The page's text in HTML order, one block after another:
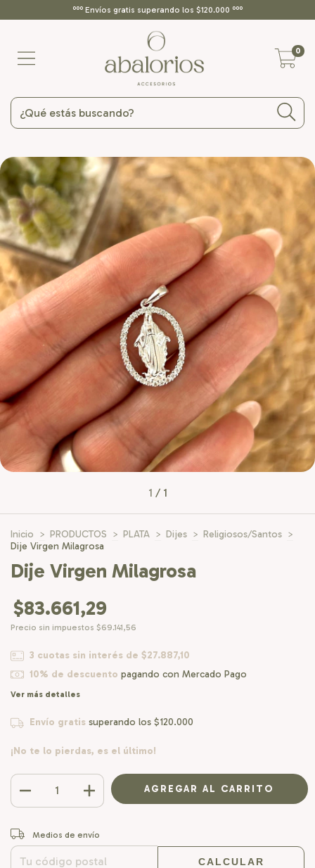
ººº Envíos gratis superando los $120.000 ººº
0
1 / 1
Inicio > PRODUCTOS > PLATA > Dijes > Religiosos/Santos >
Dije Virgen Milagrosa
Dije Virgen Milagrosa
$83.661,29
Precio sin impuestos $69.141,56
3 cuotas sin interés de $27.887,10
10% de descuento pagando con Mercado Pago
Ver más detalles
Envío gratis superando los $120.000
¡No te lo pierdas, es el último!
Entregas para el CP:
Medios de envío
CALCULAR